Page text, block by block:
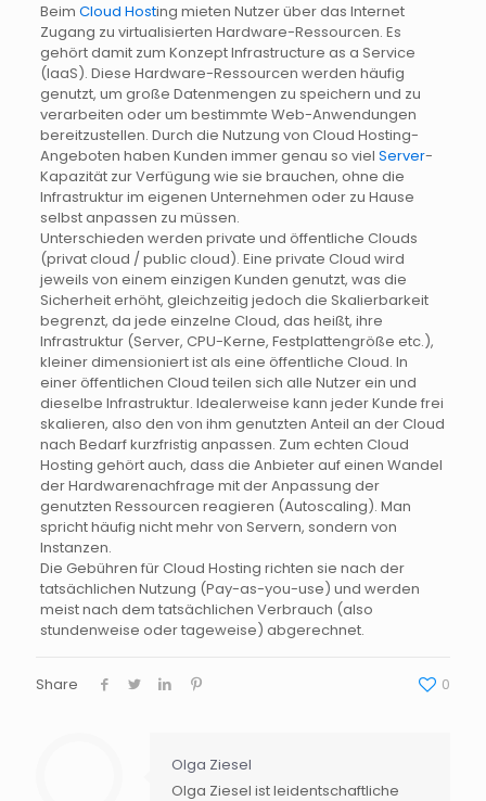
Beim Cloud Hosting mieten Nutzer über das Internet
Zugang zu virtualisierten Hardware-Ressourcen. Es
gehört damit zum KonzeptInfrastructure as a Service
(IaaS). Diese Hardware-Ressourcen werden häufig
genutzt, um große Datenmengen zu speichern und zu
verarbeiten oder um bestimmte Web-Anwendungen
bereitzustellen. Durch die Nutzung von Cloud Hosting-
Angeboten haben Kunden immer genau so viel Server-
Kapazitätzur Verfügung wie sie brauchen, ohne die
Infrastruktur im eigenen Unternehmen oder zu Hause
selbst anpassen zu müssen.
Unterschieden werden private und öffentliche Clouds
(privatcloud /publiccloud). Eine private Cloud wird
jeweils von einem einzigen Kunden genutzt, was die
Sicherheit erhöht, gleichzeitig jedoch die Skalierbarkeit
begrenzt, da jede einzelne Cloud, das heißt, ihre
Infrastruktur (Server, CPU-Kerne, Festplattengröße etc.),
kleiner dimensioniert ist als eine öffentliche Cloud. In
einer öffentlichen Cloud teilen sich alle Nutzer ein und
dieselbe Infrastruktur. Idealerweise kann jeder Kunde frei
skalieren, also den von ihm genutzten Anteil an der Cloud
nach Bedarf kurzfristig anpassen. Zum echten Cloud
Hosting gehört auch, dass die Anbieter auf einen Wandel
derHardwarenachfrage mit der Anpassung der
genutzten Ressourcen reagieren (Autoscaling). Man
spricht häufig nicht mehr von Servern, sondern von
Instanzen.
Die Gebühren fürCloud Hosting richten sie nach der
tatsächlichen Nutzung (Pay-as-you-use) und werden
meist nach dem tatsächlichen Verbrauch (also
stundenweise oder tageweise) abgerechnet.
Share 0
Olga Ziesel
Olga Ziesel ist leidentschaftliche